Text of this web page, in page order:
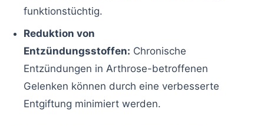
funktionstüchtig.
Reduktion von
Entzündungsstoffen: Chronische
Entzündungen in Arthrose-betroffenen
Gelenken können durch eine verbesserte
Entgiftung minimiert werden.